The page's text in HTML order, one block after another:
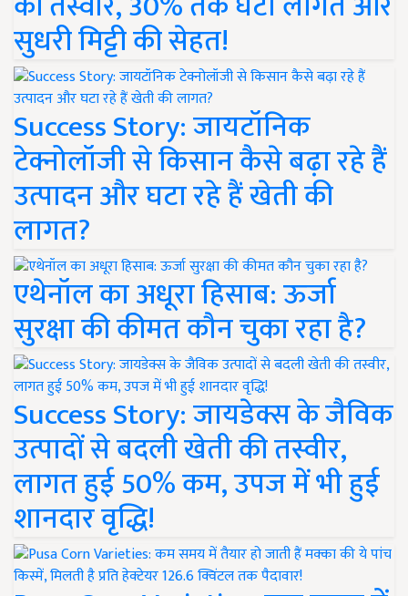
सुधरी मिट्टी की सेहत!
Success Story: जायटॉनिक
टेक्नोलॉजी से किसान कैसे बढ़ा रहे हैं
उत्पादन और घटा रहे हैं खेती की
लागत?
एथेनॉल का अधूरा हिसाब: ऊर्जा
सुरक्षा की कीमत कौन चुका रहा है?
Success Story: जायडेक्स के जैविक
उत्पादों से बदली खेती की तस्वीर,
लागत हुई 50% कम, उपज में भी हुई
शानदार वृद्धि!